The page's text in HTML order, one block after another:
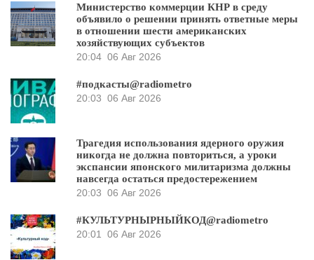
Министерство коммерции КНР в среду
объявило о решении принять ответные меры
в отношении шести американских
хозяйствующих субъектов
20:04 06 Авг 2026
#подкасты@radiometro
20:03 06 Авг 2026
Трагедия использования ядерного оружия
никогда не должна повториться, а уроки
экспансии японского милитаризма должны
навсегда остаться предостережением
20:03 06 Авг 2026
#КУЛЬТУРНЫРНЫЙКОД@radiometro
20:01
06 Авг 2026